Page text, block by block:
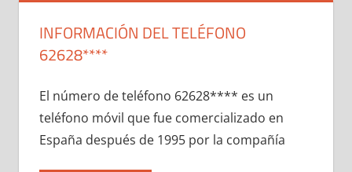
INFORMACIÓN DEL TELÉFONO
62628****
El número dе teléfono 62628**** es un
teléfono móvil quе fue comercializado en
España después dе 1995 pοr la compañía